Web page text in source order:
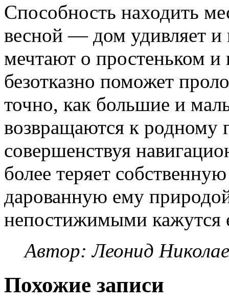
Способность находить
весной — дом удивляет и
мечтают о простеньком
безотказно поможет
точно, как большие и
возвращаются к родному
совершенствуя
более теряет
дарованную ему
непостижимыми кажутся
Автор: Леонид
Похожие записи